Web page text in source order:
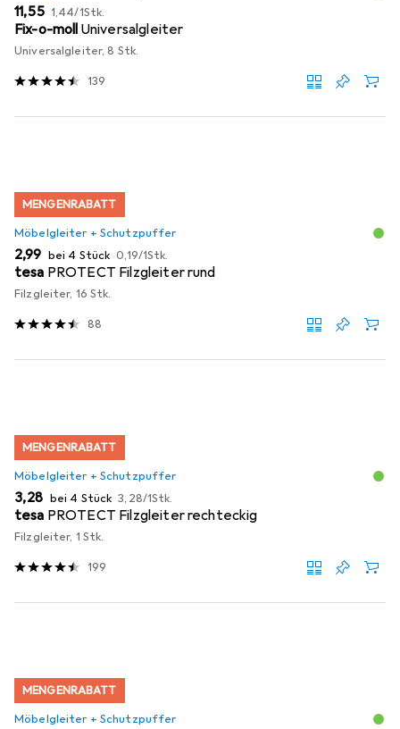
EUR
11,55 EUR
1,44/1Stk.
Fix-o-moll Universalgleiter
Universalgleiter, 8 Stk.
139
MENGENRABATT
Möbelgleiter + Schutzpuffer
EUR
2,99 bei 4 Stück EUR
0,19/1Stk.
tesa PROTECT Filzgleiter rund
Filzgleiter, 16 Stk.
88
MENGENRABATT
Möbelgleiter + Schutzpuffer
EUR
3,28 bei 4 Stück EUR
3,28/1Stk.
tesa PROTECT Filzgleiter rechteckig
Filzgleiter, 1 Stk.
199
MENGENRABATT
Möbelgleiter + Schutzpuffer